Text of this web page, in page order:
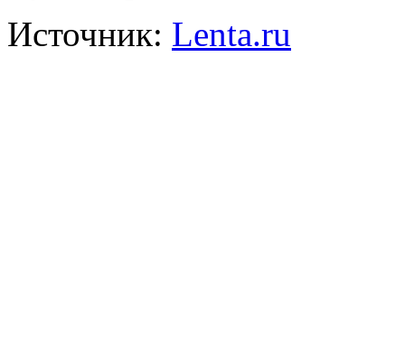
Источник: Lenta.ru